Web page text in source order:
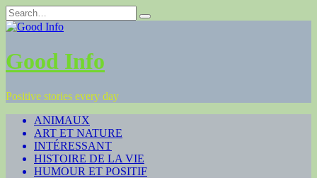
Skip
to
Search
for:
Good Info
Positive stories every day
ANIMAUX
ART ET NATURE
INTÉRESSANT
HISTOIRE DE LA VIE
HUMOUR ET POSITIF